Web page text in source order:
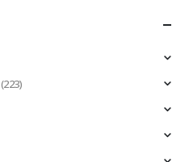
(223)